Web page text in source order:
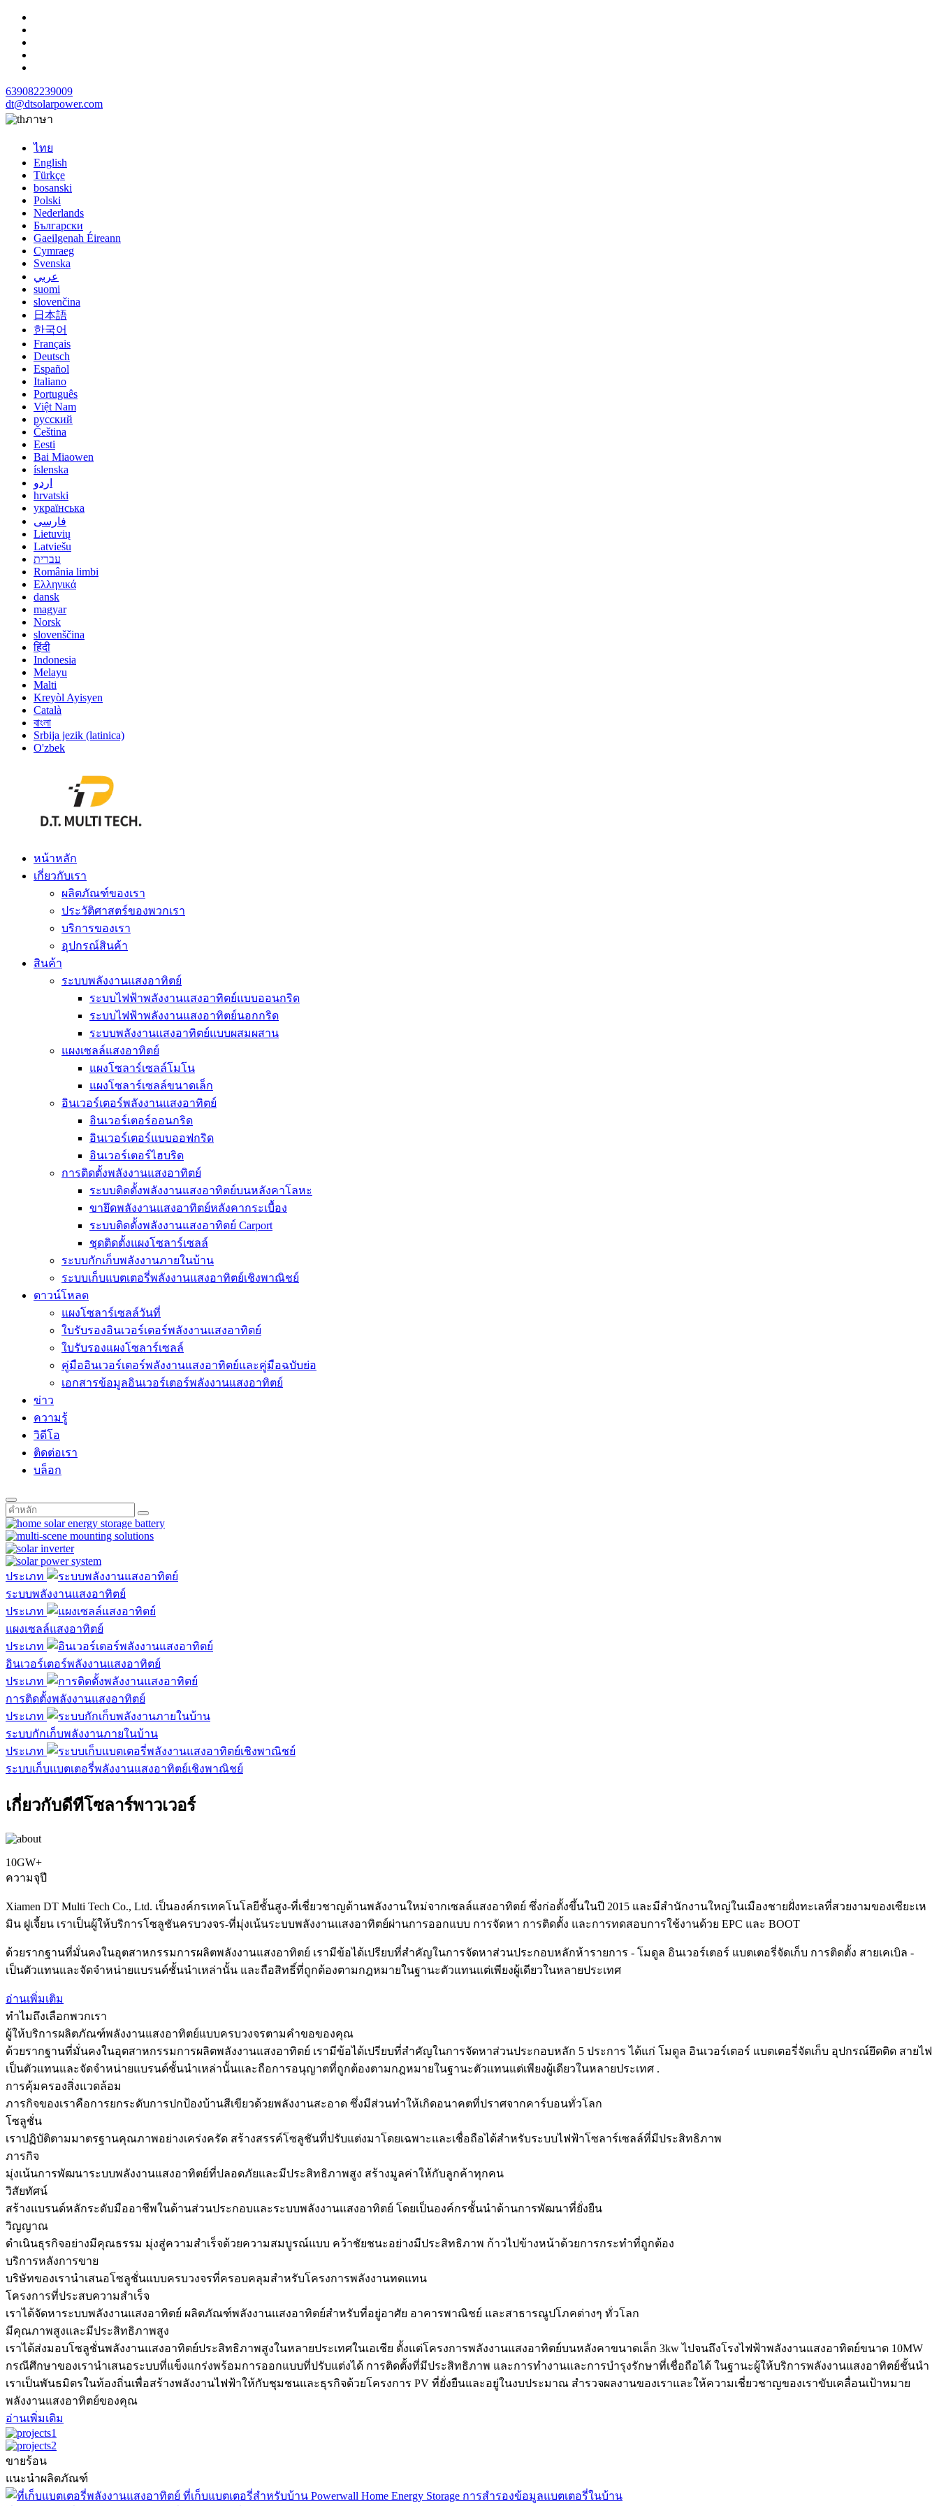
639082239009
dt@dtsolarpower.com
ภาษา
ไทย
English
Türkçe
bosanski
Polski
Nederlands
Български
Gaeilgenah Éireann
Cymraeg
Svenska
عربي
suomi
slovenčina
日本語
한국어
Français
Deutsch
Español
Italiano
Português
Việt Nam
русский
Čeština
Eesti
Bai Miaowen
íslenska
اردو
hrvatski
українська
فارسی
Lietuvių
Latviešu
עברית
România limbi
Ελληνικά
dansk
magyar
Norsk
slovenščina
हिंदी
Indonesia
Melayu
Malti
Kreyòl Ayisyen
Català
বাংলা
Srbija jezik (latinica)
O'zbek
หน้าหลัก
เกี่ยวกับเรา
ผลิตภัณฑ์ของเรา
ประวัติศาสตร์ของพวกเรา
บริการของเรา
อุปกรณ์สินค้า
สินค้า
ระบบพลังงานแสงอาทิตย์
ระบบไฟฟ้าพลังงานแสงอาทิตย์แบบออนกริด
ระบบไฟฟ้าพลังงานแสงอาทิตย์นอกกริด
ระบบพลังงานแสงอาทิตย์แบบผสมผสาน
แผงเซลล์แสงอาทิตย์
แผงโซลาร์เซลล์โมโน
แผงโซลาร์เซลล์ขนาดเล็ก
อินเวอร์เตอร์พลังงานแสงอาทิตย์
อินเวอร์เตอร์ออนกริด
อินเวอร์เตอร์แบบออฟกริด
อินเวอร์เตอร์ไฮบริด
การติดตั้งพลังงานแสงอาทิตย์
ระบบติดตั้งพลังงานแสงอาทิตย์บนหลังคาโลหะ
ขายึดพลังงานแสงอาทิตย์หลังคากระเบื้อง
ระบบติดตั้งพลังงานแสงอาทิตย์ Carport
ชุดติดตั้งแผงโซลาร์เซลล์
ระบบกักเก็บพลังงานภายในบ้าน
ระบบเก็บแบตเตอรี่พลังงานแสงอาทิตย์เชิงพาณิชย์
ดาวน์โหลด
แผงโซลาร์เซลล์วันที่
ใบรับรองอินเวอร์เตอร์พลังงานแสงอาทิตย์
ใบรับรองแผงโซลาร์เซลล์
คู่มืออินเวอร์เตอร์พลังงานแสงอาทิตย์และคู่มือฉบับย่อ
เอกสารข้อมูลอินเวอร์เตอร์พลังงานแสงอาทิตย์
ข่าว
ความรู้
วิดีโอ
ติดต่อเรา
บล็อก
ประเภท
ระบบพลังงานแสงอาทิตย์
ประเภท
แผงเซลล์แสงอาทิตย์
ประเภท
อินเวอร์เตอร์พลังงานแสงอาทิตย์
ประเภท
การติดตั้งพลังงานแสงอาทิตย์
ประเภท
ระบบกักเก็บพลังงานภายในบ้าน
ประเภท
ระบบเก็บแบตเตอรี่พลังงานแสงอาทิตย์เชิงพาณิชย์
เกี่ยวกับดีทีโซลาร์พาวเวอร์
10GW+
ความจุปี
Xiamen DT Multi Tech Co., Ltd. เป็นองค์กรเทคโนโลยีชั้นสูง-ที่เชี่ยวชาญด้านพลังงานใหม่จากเซลล์แสงอาทิตย์ ซึ่งก่อตั้งขึ้นในปี 2015 และมีสำนักงานใหญ่ในเมืองชายฝั่งทะเลที่สวยงามของเซียะเห
มิน ฝูเจี้ยน เราเป็นผู้ให้บริการโซลูชันครบวงจร-ที่มุ่งเน้นระบบพลังงานแสงอาทิตย์ผ่านการออกแบบ การจัดหา การติดตั้ง และการทดสอบการใช้งานด้วย EPC และ BOOT
ด้วยรากฐานที่มั่นคงในอุตสาหกรรมการผลิตพลังงานแสงอาทิตย์ เรามีข้อได้เปรียบที่สำคัญในการจัดหาส่วนประกอบหลักห้ารายการ - โมดูล อินเวอร์เตอร์ แบตเตอรี่จัดเก็บ การติดตั้ง สายเคเบิล -
เป็นตัวแทนและจัดจำหน่ายแบรนด์ชั้นนำเหล่านั้น และถือสิทธิ์ที่ถูกต้องตามกฎหมายในฐานะตัวแทนแต่เพียงผู้เดียวในหลายประเทศ
อ่านเพิ่มเติม
ทำไมถึงเลือกพวกเรา
ผู้ให้บริการผลิตภัณฑ์พลังงานแสงอาทิตย์แบบครบวงจรตามคำขอของคุณ
ด้วยรากฐานที่มั่นคงในอุตสาหกรรมการผลิตพลังงานแสงอาทิตย์ เรามีข้อได้เปรียบที่สำคัญในการจัดหาส่วนประกอบหลัก 5 ประการ ได้แก่ โมดูล อินเวอร์เตอร์ แบตเตอรี่จัดเก็บ อุปกรณ์ยึดติด สายไฟ
เป็นตัวแทนและจัดจำหน่ายแบรนด์ชั้นนำเหล่านั้นและถือการอนุญาตที่ถูกต้องตามกฎหมายในฐานะตัวแทนแต่เพียงผู้เดียวในหลายประเทศ .
การคุ้มครองสิ่งแวดล้อม
ภารกิจของเราคือการยกระดับการปกป้องบ้านสีเขียวด้วยพลังงานสะอาด ซึ่งมีส่วนทำให้เกิดอนาคตที่ปราศจากคาร์บอนทั่วโลก
โซลูชั่น
เราปฏิบัติตามมาตรฐานคุณภาพอย่างเคร่งครัด สร้างสรรค์โซลูชันที่ปรับแต่งมาโดยเฉพาะและเชื่อถือได้สำหรับระบบไฟฟ้าโซลาร์เซลล์ที่มีประสิทธิภาพ
ภารกิจ
มุ่งเน้นการพัฒนาระบบพลังงานแสงอาทิตย์ที่ปลอดภัยและมีประสิทธิภาพสูง สร้างมูลค่าให้กับลูกค้าทุกคน
วิสัยทัศน์
สร้างแบรนด์หลักระดับมืออาชีพในด้านส่วนประกอบและระบบพลังงานแสงอาทิตย์ โดยเป็นองค์กรชั้นนำด้านการพัฒนาที่ยั่งยืน
วิญญาณ
ดำเนินธุรกิจอย่างมีคุณธรรม มุ่งสู่ความสำเร็จด้วยความสมบูรณ์แบบ คว้าชัยชนะอย่างมีประสิทธิภาพ ก้าวไปข้างหน้าด้วยการกระทำที่ถูกต้อง
บริการหลังการขาย
บริษัทของเรานำเสนอโซลูชั่นแบบครบวงจรที่ครอบคลุมสำหรับโครงการพลังงานทดแทน
โครงการที่ประสบความสำเร็จ
เราได้จัดหาระบบพลังงานแสงอาทิตย์ ผลิตภัณฑ์พลังงานแสงอาทิตย์สำหรับที่อยู่อาศัย อาคารพาณิชย์ และสาธารณูปโภคต่างๆ ทั่วโลก
มีคุณภาพสูงและมีประสิทธิภาพสูง
เราได้ส่งมอบโซลูชั่นพลังงานแสงอาทิตย์ประสิทธิภาพสูงในหลายประเทศในเอเชีย ตั้งแต่โครงการพลังงานแสงอาทิตย์บนหลังคาขนาดเล็ก 3kw ไปจนถึงโรงไฟฟ้าพลังงานแสงอาทิตย์ขนาด 10MW
กรณีศึกษาของเรานำเสนอระบบที่แข็งแกร่งพร้อมการออกแบบที่ปรับแต่งได้ การติดตั้งที่มีประสิทธิภาพ และการทำงานและการบำรุงรักษาที่เชื่อถือได้ ในฐานะผู้ให้บริการพลังงานแสงอาทิตย์ชั้นนำ
เราเป็นพันธมิตรในท้องถิ่นเพื่อสร้างพลังงานไฟฟ้าให้กับชุมชนและธุรกิจด้วยโครงการ PV ที่ยั่งยืนและอยู่ในงบประมาณ สำรวจผลงานของเราและให้ความเชี่ยวชาญของเราขับเคลื่อนเป้าหมาย
พลังงานแสงอาทิตย์ของคุณ
อ่านเพิ่มเติม
ขายร้อน
แนะนำผลิตภัณฑ์